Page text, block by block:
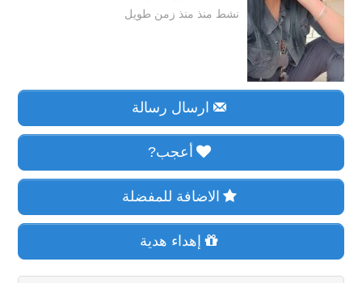
نشط منذ منذ زمن طويل
ارسال رسالة
أعجب?
الاضافة للمفضلة
إهداء هدية